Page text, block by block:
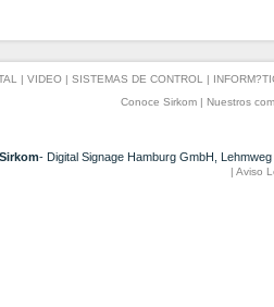
| VIDEO | SISTEMAS DE CONTROL |
Conoce Sirkom| Nuestros
- Digital Signage Hamburg GmbH,
| Aviso